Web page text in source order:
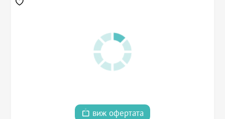
виж офертата